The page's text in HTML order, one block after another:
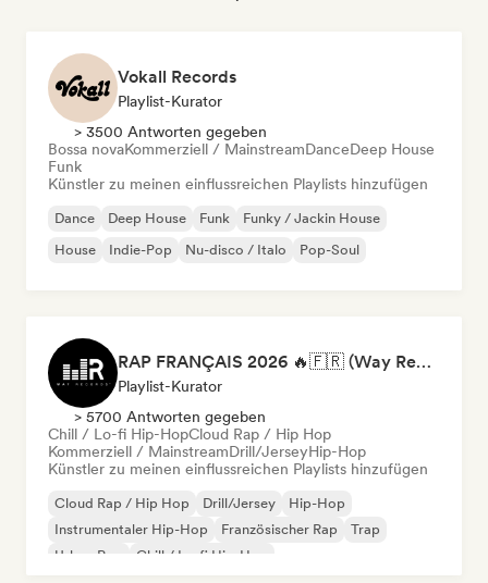
Vokall Records
Playlist-Kurator
> 3500 Antworten gegeben
Bossa novaKommerziell / MainstreamDanceDeep House
Funk
Künstler zu meinen einflussreichen Playlists hinzufügen
Dance Deep House Funk
Funky / Jackin House
House
Indie-Pop Nu-disco / Italo Pop-Soul
RAP FRANÇAIS 2026 🔥🇫🇷 (Way Records)
Playlist-Kurator
> 5700 Antworten gegeben
Chill / Lo-fi Hip-HopCloud Rap / Hip Hop
Kommerziell / MainstreamDrill/JerseyHip-Hop
Künstler zu meinen einflussreichen Playlists hinzufügen
Cloud Rap / Hip Hop Drill/Jersey
Hip-Hop
Instrumentaler Hip-Hop
Französischer Rap
Trap
Urban Pop
Chill / Lo-fi Hip-Hop